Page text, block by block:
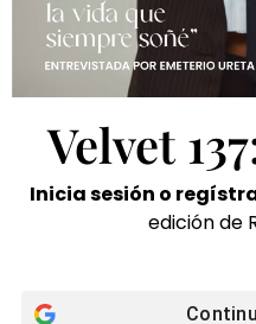
Velvet
Inicia sesión o
edición de